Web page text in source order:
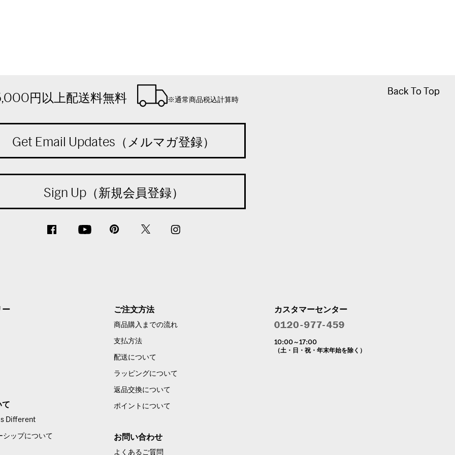
Back To Top
Back To Top
円以上配送料無料 ※通常商品税込計算時
Get Email Updates（メルマガ登録）
Sign Up（新規会員登録）
ー
て
Different
シップについて
ご注文方法
商品購入までの流れ
支払方法
配送について
ラッピングについて
返品交換について
ポイントについて
お問い合わせ
よくあるご質問
カスタマーセンター
10:00～17:00
（土・日・祝・年末年始を除く）